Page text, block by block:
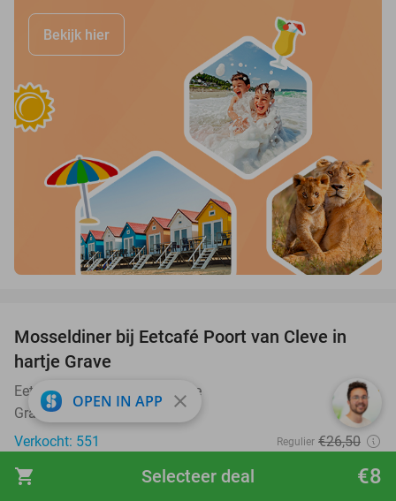
shopping_cart €8
Selecteer deal
Bekijk hier
40%
Mosseldiner bij Eetcafé Poort van Cleve in
hartje Grave
Eetcafé Poort van Cleve Grave 9.4star
Grave (8 km)
Verkocht: 551
Regulier €26,50
€15,95
OPEN IN APP close